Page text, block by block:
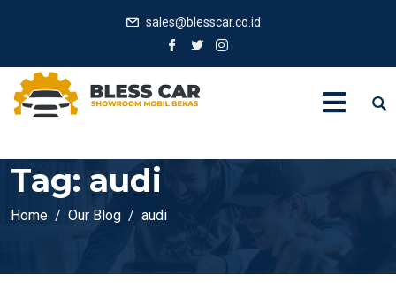
sales@blesscar.co.id
Tag: audi
Home Our Blog audi